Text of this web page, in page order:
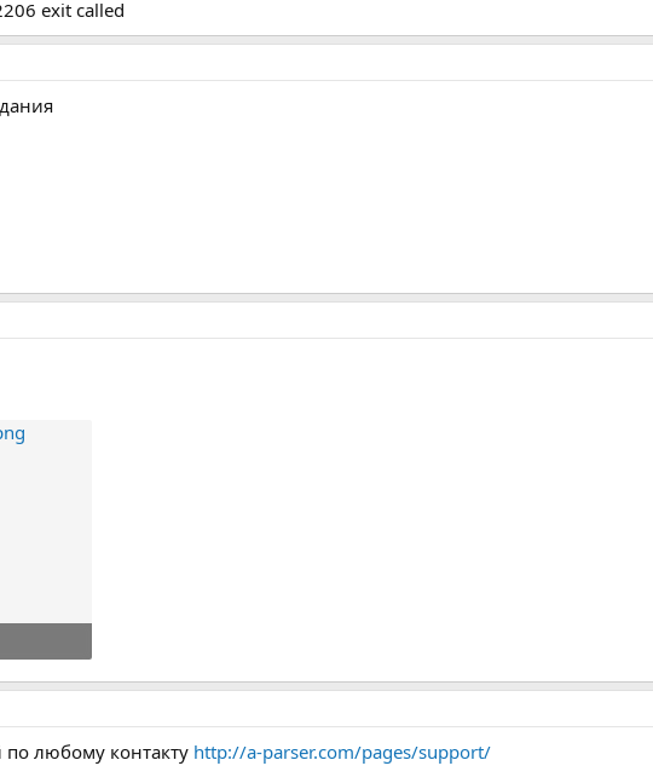
exit called
30
любому контакту http://a-parser.com/pages/support/